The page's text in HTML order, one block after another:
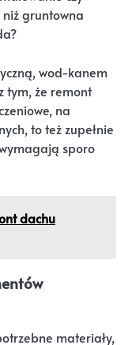
gruntowna
wod-kanem
tym, że remont
na
to też zupełnie
sporo
dachu
materiały,